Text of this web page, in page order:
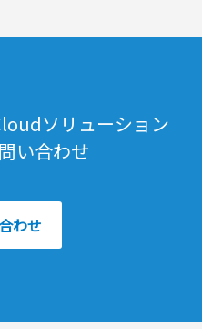
ソリューション
い合わせ
わせ